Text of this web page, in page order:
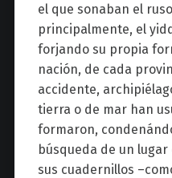
el que sonaban el
principalmente, el
forjando su propia
nación, de cada
accidente,
tierra o de mar han
formaron,
búsqueda de un lugar
sus cuadernillos